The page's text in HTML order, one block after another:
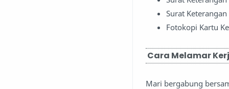
Surat
Fotokopi Kartu
Cara Melamar
Mari bergabung